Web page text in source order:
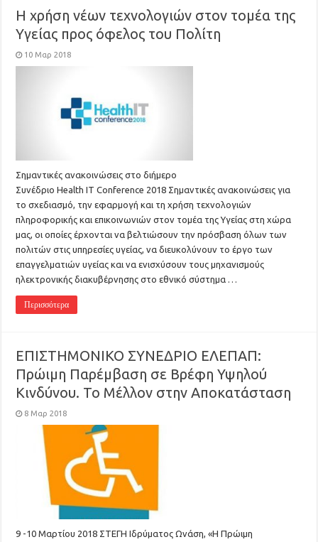
Η χρήση νέων τεχνολογιών στον τομέα της
Υγείας προς όφελος του Πολίτη
10 Μαρ 2018
Σημαντικές ανακοινώσεις στο διήμερο
Συνέδριο Health IT Conference 2018 Σημαντικές ανακοινώσεις για
το σχεδιασμό, την εφαρμογή και τη χρήση τεχνολογιών
πληροφορικής και επικοινωνιών στον τομέα της Υγείας στη χώρα
μας, οι οποίες έρχονται να βελτιώσουν την πρόσβαση όλων των
πολιτών στις υπηρεσίες υγείας, να διευκολύνουν το έργο των
επαγγελματιών υγείας και να ενισχύσουν τους μηχανισμούς
ηλεκτρονικής διακυβέρνησης στο εθνικό σύστημα …
Περισσότερα
ΕΠΙΣΤΗΜΟΝΙΚΟ ΣΥΝΕΔΡΙΟ ΕΛΕΠΑΠ:
Πρώιμη Παρέμβαση σε Βρέφη Υψηλού
Κινδύνου. Το Μέλλον στην Αποκατάσταση
8 Μαρ 2018
9 -10 Μαρτίου 2018 ΣΤΕΓΗ Ιδρύματος Ωνάση, «Η Πρώιμη